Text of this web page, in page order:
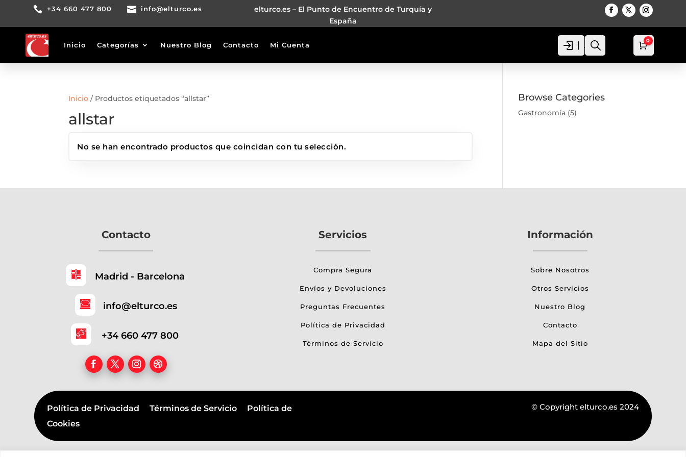
 +34 660 477 800  info@elturco.es
elturco.es – El Punto de Encuentro de Turquía y
España
Inicio Categorías Nuestro Blog Contacto Mi Cuenta Acceso
Acceso Carro
0
Inicio / Productos etiquetados “allstar”
allstar
No se han encontrado productos que coincidan con tu selección.
Browse Categories
Gastronomía (5)
Contacto
Madrid - Barcelona
info@elturco.es
+34 660 477 800
Servicios
Compra Segura
Envíos y Devoluciones
Preguntas Frecuentes
Política de Privacidad
Términos de Servicio
Información
Sobre Nosotros
Otros Servicios
Nuestro Blog
Contacto
Mapa del Sitio
Política de Privacidad Términos de Servicio
Política de
Cookies
© Copyright elturco.es 2024